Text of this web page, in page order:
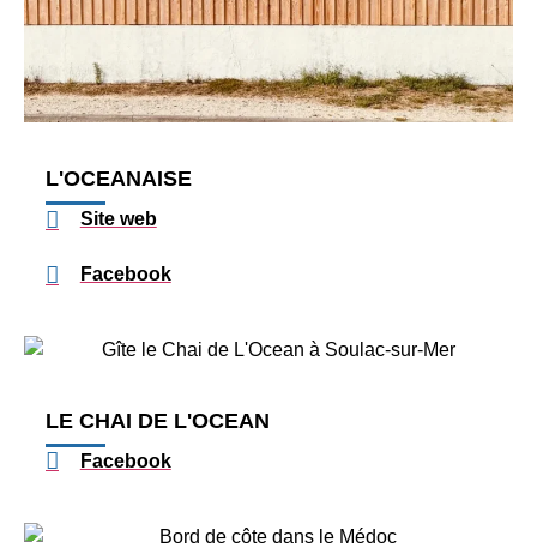
L'OCEANAISE
Site web
Facebook
LE CHAI DE L'OCEAN
Facebook